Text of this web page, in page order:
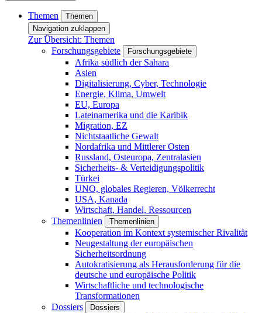
Themen
Themen
Navigation zuklappen
Zur Übersicht: Themen
Forschungsgebiete
Forschungsgebiete
Afrika südlich der Sahara
Asien
Digitalisierung, Cyber, Technologie
Energie, Klima, Umwelt
EU, Europa
Lateinamerika und die Karibik
Migration, EZ
Nichtstaatliche Gewalt
Nordafrika und Mittlerer Osten
Russland, Osteuropa, Zentralasien
Sicherheits- & Verteidigungspolitik
Türkei
UNO, globales Regieren, Völkerrecht
USA, Kanada
Wirtschaft, Handel, Ressourcen
Themenlinien
Themenlinien
Kooperation im Kontext systemischer Rivalität
Neugestaltung der europäischen
Sicherheitsordnung
Autokratisierung als Herausforderung für die
deutsche und europäische Politik
Wirtschaftliche und technologische
Transformationen
Dossiers
Dossiers